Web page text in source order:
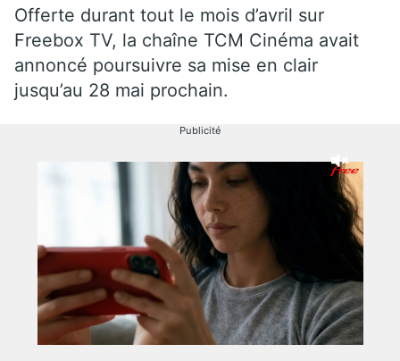
Offerte durant tout le mois d’avril sur
Freebox TV, la chaîne TCM Cinéma avait
annoncé poursuivre sa mise en clair
jusqu’au 28 mai prochain.
Publicité